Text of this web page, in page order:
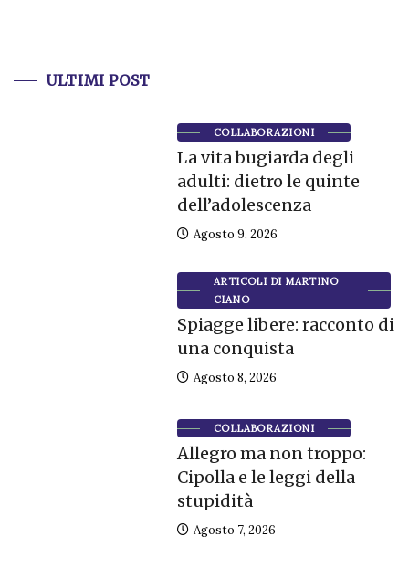
ULTIMI POST
COLLABORAZIONI
La vita bugiarda degli
adulti: dietro le quinte
dell’adolescenza
Agosto 9, 2026
ARTICOLI DI MARTINO
CIANO
Spiagge libere: racconto di
una conquista
Agosto 8, 2026
COLLABORAZIONI
Allegro ma non troppo:
Cipolla e le leggi della
stupidità
Agosto 7, 2026